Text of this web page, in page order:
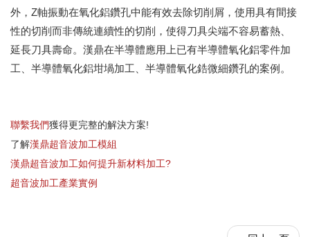
外，Z軸振動在氧化鋁鑽孔中能有效去除切削屑，使用具有間接
性的切削而非傳統連續性的切削，使得刀具尖端不容易蓄熱、
延長刀具壽命。漢鼎在半導體應用上已有半導體氧化鋁零件加
工、半導體氧化鋁坩堝加工、半導體氧化鋯微細鑽孔的案例。
聯繫我們獲得更完整的解決方案!
了解漢鼎超音波加工模組
漢鼎超音波加工如何提升新材料加工?
超音波加工產業實例